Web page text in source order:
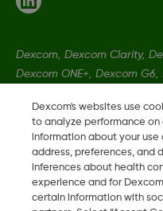
Dexcom, Dexcom Clarity,
Dexcom ONE+, Dexcom
d'autres pays.
LBL013587 Rev003
Dexcom's websites use
to analyze performance
information about your
address, preferences, and
inferences about health
experience and for
certain information with